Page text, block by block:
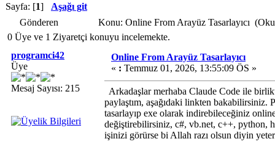
Sayfa: [1] Aşağı git
Gönderen
Konu: Online From Arayüz Tasarlayıcı
0 Üye ve 1 Ziyaretçi konuyu incelemekte.
programci42
Üye
Mesaj Sayısı: 215
Online From Arayüz Tasarlayıcı
« : Temmuz 01, 2026, 13:55:09 ÖS »
Arkadaşlar merhaba Claude Code ile
paylaştım, aşağıdaki linkten bakabilirsiniz.
tasarlayıp exe olarak indirebileceğiniz
değiştirebilirsiniz, c#, vb.net, c++, python,
işinizi görürse bi Allah razı olsun diyin